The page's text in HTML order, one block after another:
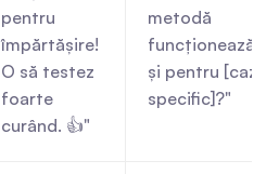
pentru
împărtășire!
O să testez
foarte
curând. 👍"
metodă
funcționează
și pentru [caz
specific]?"